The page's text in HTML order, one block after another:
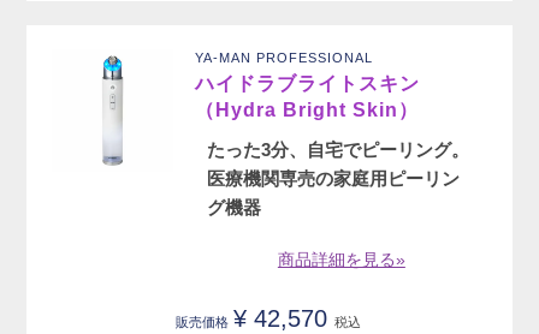
YA-MAN PROFESSIONAL
ハイドラブライトスキン
（Hydra Bright Skin）
たった3分、自宅でピーリング。
医療機関専売の家庭用ピーリン
グ機器
商品詳細を見る»
販売価格 ¥ 42,570 税込